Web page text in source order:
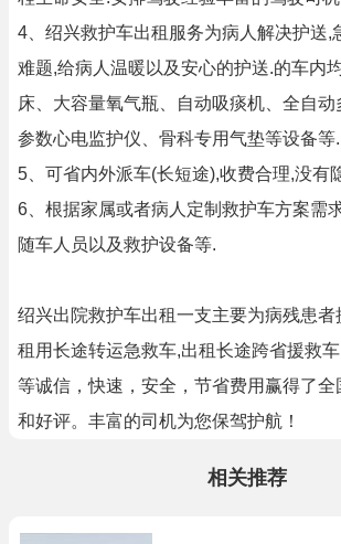
4、绍兴救护车出租服务为病人解决护送,
难题,给病人温暖以及安心的护送.的车内
床、大容量氧气瓶、自动吸痰机、全自
参数心电监护仪、骨科专用气垫等设备等.
5、可省内外派车(长短途),收费合理,没有
6、根据家属或者病人定制救护车方案需
随车人员以及救护设备等.
绍兴出院救护车出租一支主要为病残患者
租用长途转运急救车,出租长途跨省援救
等诚信，快速，安全，节省费用赢得了全
和好评。丰富的司机为您保驾护航！
相关推荐